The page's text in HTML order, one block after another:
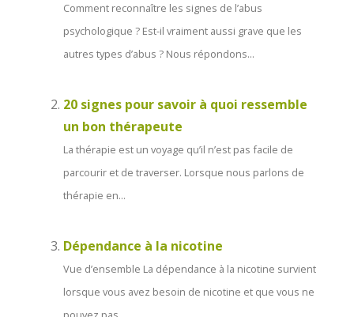
Comment reconnaître les signes de l’abus
psychologique ? Est-il vraiment aussi grave que les
autres types d’abus ? Nous répondons...
20 signes pour savoir à quoi ressemble
un bon thérapeute
La thérapie est un voyage qu’il n’est pas facile de
parcourir et de traverser. Lorsque nous parlons de
thérapie en...
Dépendance à la nicotine
Vue d’ensemble La dépendance à la nicotine survient
lorsque vous avez besoin de nicotine et que vous ne